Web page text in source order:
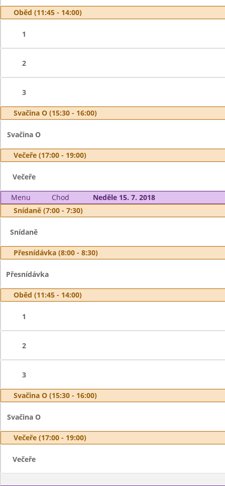
Oběd (11:45 - 14:00)
1
2
3
Svačina O (15:30 - 16:00)
Svačina O
Večeře (17:00 - 19:00)
Večeře
Menu Chod
Neděle 15. 7. 2018
Snídaně (7:00 - 7:30)
Snídaně
Přesnídávka (8:00 - 8:30)
Přesnídávka
Oběd (11:45 - 14:00)
1
2
3
Svačina O (15:30 - 16:00)
Svačina O
Večeře (17:00 - 19:00)
Večeře